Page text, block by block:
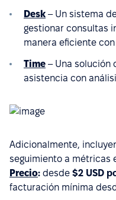
Desk – Un sistema
gestionar consultas
manera eficiente
Time – Una solución
asistencia con
Adicionalmente,
seguimiento a métricas
Precio: desde $2 USD
facturación mínima